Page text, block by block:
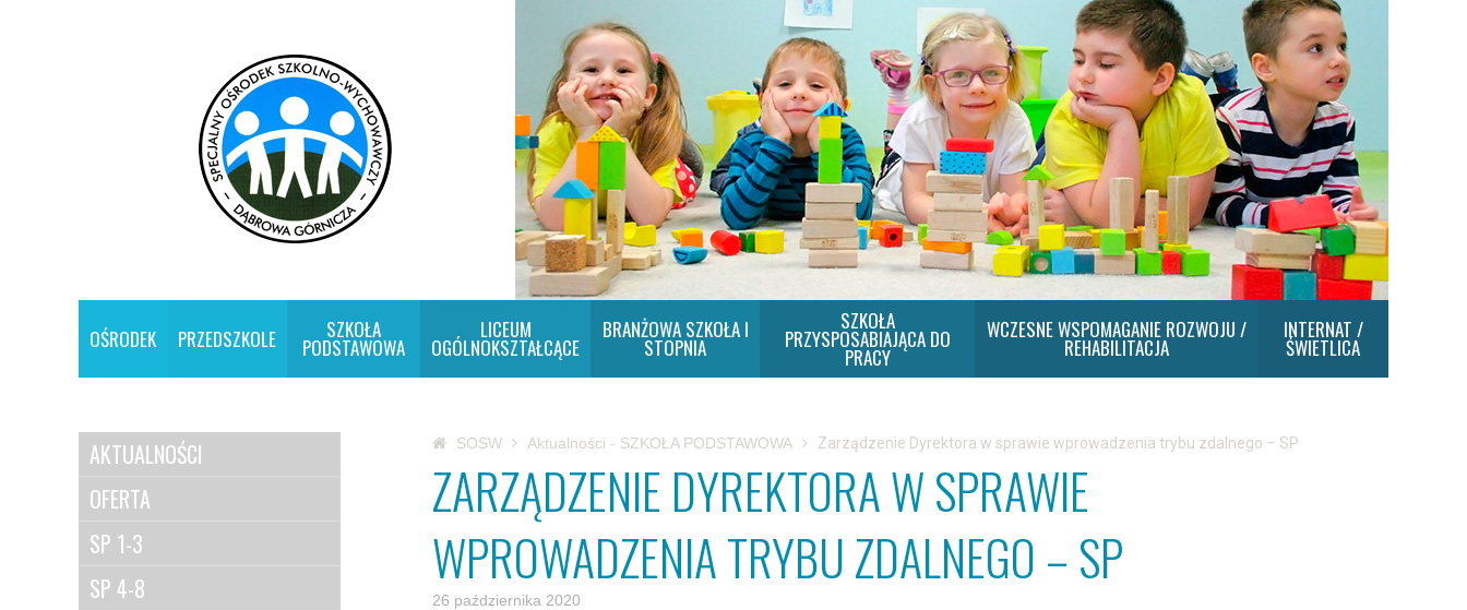
OŚRODEK PRZEDSZKOLE SZKOŁA
PODSTAWOWA
LICEUM
OGÓLNOKSZTAŁCĄCE
BRANŻOWA SZKOŁA I
STOPNIA
SZKOŁA
PRZYSPOSABIAJĄCA DO
PRACY
WCZESNE WSPOMAGANIE ROZWOJU /
REHABILITACJA
INTERNAT /
ŚWIETLICA
AKTUALNOŚCI
OFERTA
SP 1-3
SP 4-8
SOSW Aktualności - SZKOŁA PODSTAWOWA Zarządzenie Dyrektora w sprawie wprowadzenia trybu zdalnego – SP
ZARZĄDZENIE DYREKTORA W SPRAWIE
WPROWADZENIA TRYBU ZDALNEGO – SP
26 października 2020